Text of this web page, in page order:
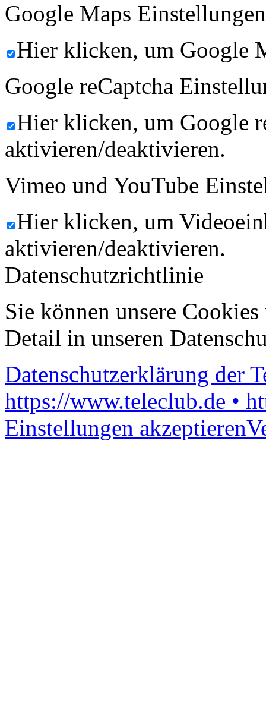
Google Maps
Hier klicken, um Google
Google reCaptcha
Hier klicken, um Google
aktivieren/deaktivieren.
Vimeo und YouTube
Hier klicken, um
aktivieren/deaktivieren.
Datenschutzrichtlinie
Sie können unsere
Detail in unseren
Datenschutzerklärung der
https://www.teleclub.de •
Einstellungen akzeptieren